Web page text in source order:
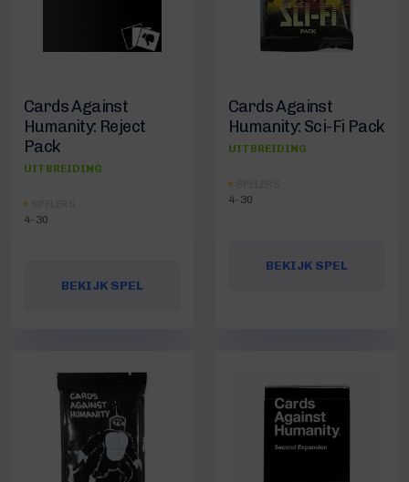
Cards Against
Humanity: Reject
Pack
UITBREIDING
4-30
BEKIJK SPEL
Cards Against
Humanity: Sci-Fi Pack
UITBREIDING
4-30
BEKIJK SPEL